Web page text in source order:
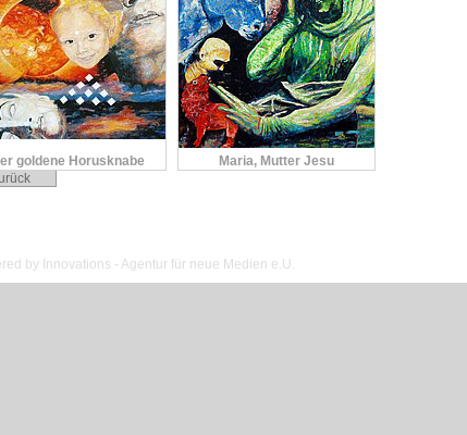
goldene Horusknabe
Maria, Mutter Jesu
by Innovations - Agentur für neue Medien e.U.